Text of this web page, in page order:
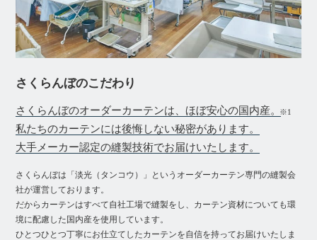
さくらんぼのこだわり
さくらんぼのオーダーカーテンは、ほぼ安心の国内産。※1
私たちのカーテンには後悔しない秘密があります。
大手メーカー認定の縫製技術でお届けいたします。
さくらんぼは「淡光（タンコウ）」というオーダーカーテン専門の縫製会
社が運営しております。
だからカーテンはすべて自社工場で縫製をし、カーテン資材についても環
境に配慮した国内産を使用しています。
ひとつひとつ丁寧にお仕立てしたカーテンを自信を持ってお届けいたしま